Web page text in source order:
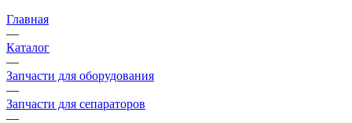
Главная
—
Каталог
—
Запчасти для оборудования
—
Запчасти для сепараторов
—